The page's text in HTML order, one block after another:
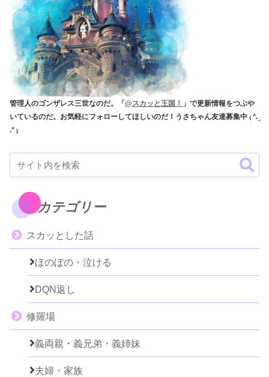
管理人のゴンザレス三世なのだ。「 @スカッと王国！
」で更新情報をつぶや
いているのだ。お気軽にフォローしてほしいのだ！うさちゃん友達募集中 ₍ ᐢ. ̫
.ᐢ ₎
カテゴリー
スカッとした話
ほのぼの・泣ける
DQN返し
修羅場
義両親・義兄弟・義姉妹
夫婦・家族